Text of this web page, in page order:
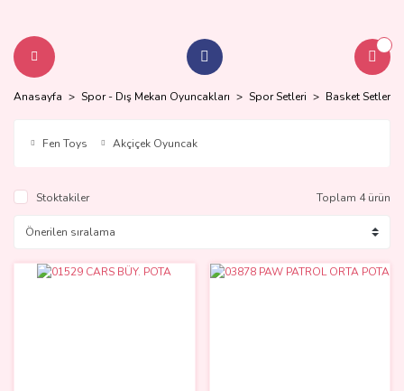
Anasayfa Spor - Dış Mekan Oyuncakları Spor Setleri Basket Setleri
Fen Toys Akçiçek Oyuncak
Stoktakiler Toplam 4 ürün